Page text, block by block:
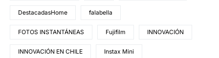
DestacadasHome falabella
FOTOS INSTANTÁNEAS Fujifilm INNOVACIÓN
INNOVACIÓN EN CHILE Instax Mini